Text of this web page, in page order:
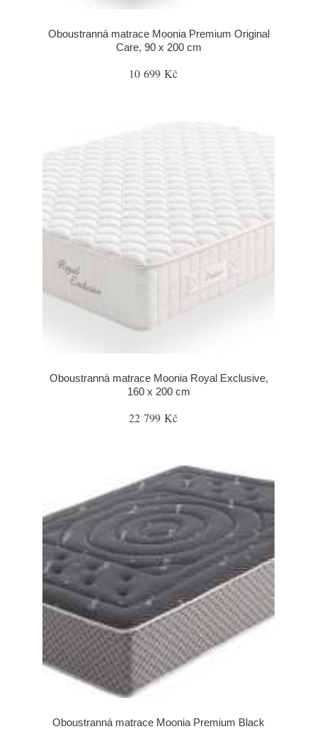
Oboustranná matrace Moonia Premium Original
Care, 90 x 200 cm
10 699 Kč
Oboustranná matrace Moonia Royal Exclusive,
160 x 200 cm
22 799 Kč
Oboustranná matrace Moonia Premium Black